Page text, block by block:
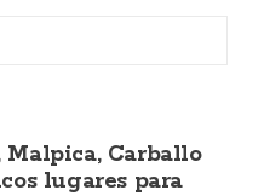
Malpica, Carballo
lugares para